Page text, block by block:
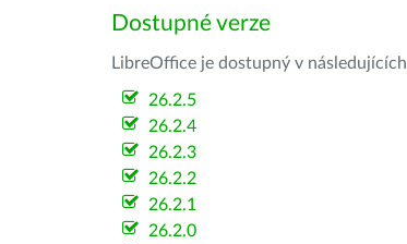
Dostupné verze
LibreOffice je dostupný v následujících
26.2.5
26.2.4
26.2.3
26.2.2
26.2.1
26.2.0